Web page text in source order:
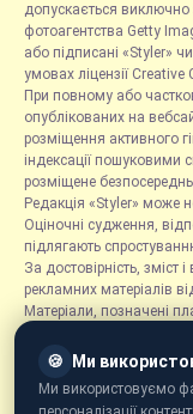
допускається
фотоагентства Getty
або підписані «Styler»
умовах ліцензії
При повному або
опублікованих на
розміщення активного
індексації пошуковими
розміщене
Редакція «Styler» може
Оціночні судження,
підлягають
За достовірність, зміст
рекламних матеріалів
Матеріали, позначені
розміщуються на
Рубрика «Новини
новини, повідомлення
🍪 Ми
Ми використовуємо